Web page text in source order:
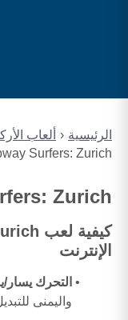
الرئيسية ألعاب
Surfers: Zurich
Zurich
الإنترنت
التحرك يسار/
واليمنى